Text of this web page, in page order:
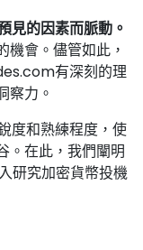
見的因素而脈動。
機會。儘管如此，
有深刻的理
察力。
度和熟練程度，使
。在此，我們闡明
研究加密貨幣投機